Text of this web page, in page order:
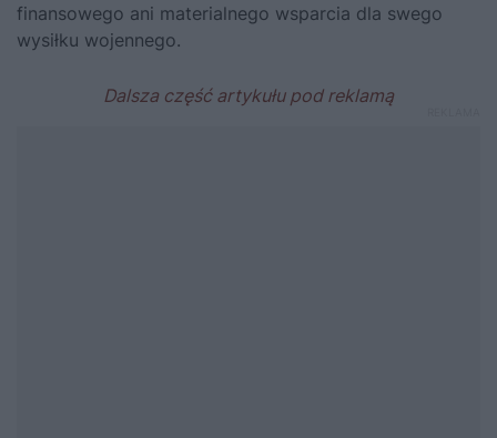
finansowego ani materialnego wsparcia dla swego
wysiłku wojennego.